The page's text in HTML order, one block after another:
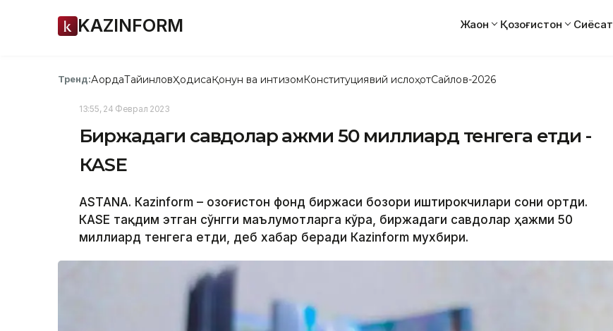
KAZINFORM Жаҳон Қозоғистон Сиёсат
Тренд:АқордаТайинловҲодисаҚонун ва интизомКонституциявий ислоҳотСайлов-2026
13:55, 24 Феврал 2023
Биржадаги савдолар ҳажми 50 миллиард тенгега етди -
КАSЕ
ASTANA. Кazinform – Қозоғистон фонд биржаси бозори иштирокчилари сони ортди.
КАSЕ тақдим этган сўнгги маълумотларга кўра, биржадаги савдолар ҳажми 50
миллиард тенгега етди, деб хабар беради Кazinform мухбири.